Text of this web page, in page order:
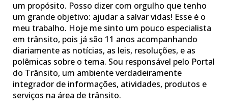
um propósito. Posso dizer com orgulho que tenho
um grande objetivo: ajudar a salvar vidas! Esse é o
meu trabalho. Hoje me sinto um pouco especialista
em trânsito, pois já são 11 anos acompanhando
diariamente as notícias, as leis, resoluções, e as
polêmicas sobre o tema. Sou responsável pelo Portal
do Trânsito, um ambiente verdadeiramente
integrador de informações, atividades, produtos e
serviços na área de trânsito.